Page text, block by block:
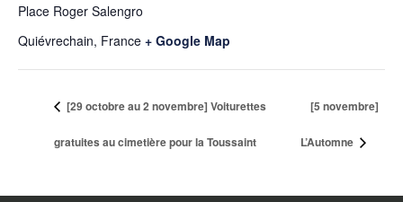
Place Roger Salengro
Quiévrechain, France + Google Map
[29 octobre au 2 novembre] Voiturettes
gratuites au cimetière pour la Toussaint
[5 novembre]
L’Automne